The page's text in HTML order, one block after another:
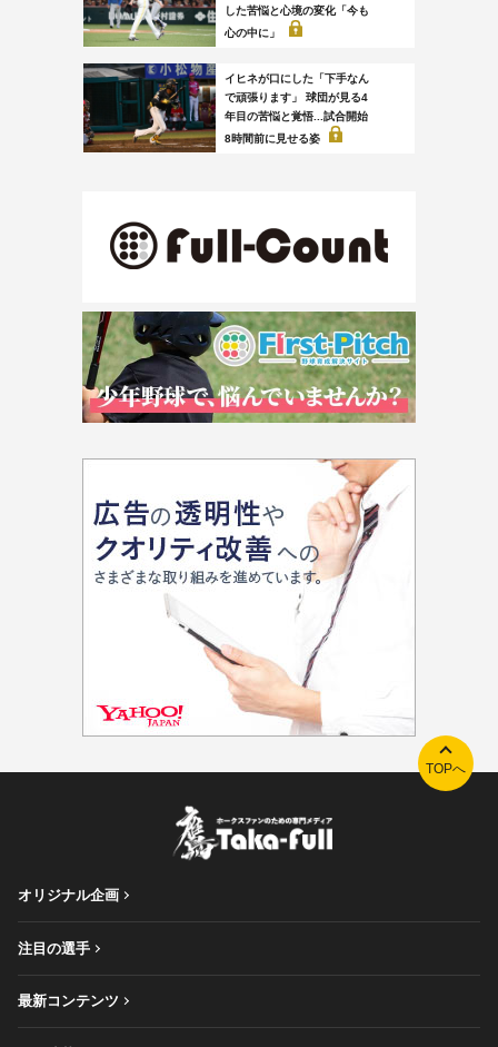
した苦悩と心境の変化「今も
心の中に」
イヒネが口にした「下手なん
で頑張ります」 球団が見る4
年目の苦悩と覚悟...試合開始
8時間前に見せる姿
TOPへ
オリジナル企画
注目の選手
最新コンテンツ